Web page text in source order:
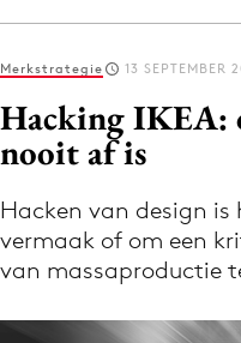
Log in
Volg het laatste
Merkstrategie 13 SEPTEMBER
Hacking IKEA:
nooit af is
Hacken van design
vermaak of om een
van massaproductie